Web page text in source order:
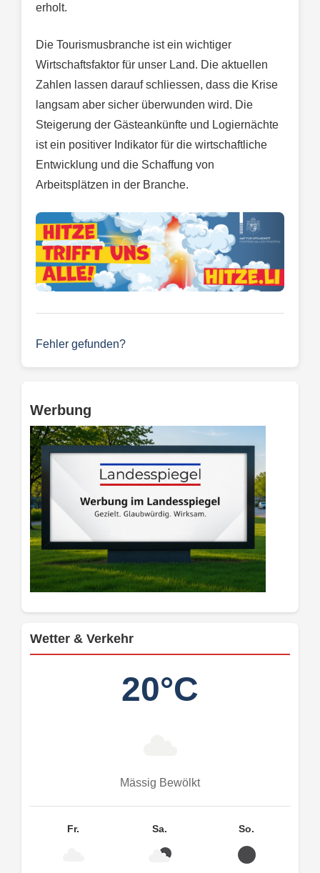
erholt.
Die Tourismusbranche ist ein wichtiger
Wirtschaftsfaktor für unser Land. Die aktuellen
Zahlen lassen darauf schliessen, dass die Krise
langsam aber sicher überwunden wird. Die
Steigerung der Gästeankünfte und Logiernächte
ist ein positiver Indikator für die wirtschaftliche
Entwicklung und die Schaffung von
Arbeitsplätzen in der Branche.
Fehler gefunden?
Werbung
Wetter & Verkehr
20°C
Mässig Bewölkt
Fr. Sa. So.